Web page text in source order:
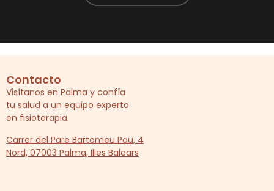
Contacto
Visítanos en Palma y confía
tu salud a un equipo experto
en fisioterapia.
Carrer del Pare Bartomeu Pou, 4
Nord, 07003 Palma, Illes Balears